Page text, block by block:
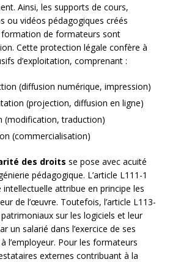
Ainsi, les supports de cours,
ou vidéos pédagogiques créés
de formateurs sont
Cette protection légale confère à
d’exploitation, comprenant :
(diffusion numérique, impression)
(projection, diffusion en ligne)
(modification, traduction)
(commercialisation)
des droits se pose avec acuité
pédagogique. L’article L111-1
attribue en principe les
de l’œuvre. Toutefois, l’article L113-
sur les logiciels et leur
un salarié dans l’exercice de ses
l’employeur. Pour les formateurs
externes contribuant à la